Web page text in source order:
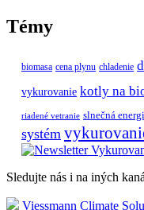
Témy
biomasa cena plynu chladenie
vykurovanie kotly na
riadené vetranie slnečná
systém
Sledujte nás i na iných
Viessmann Climate